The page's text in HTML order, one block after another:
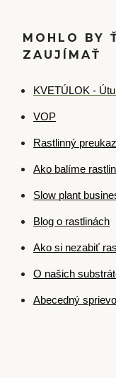
MOHLO BY
ZAUJÍMAŤ
KVETÚLOK -
VOP
Rastlinný preukaz
Ako balíme
Slow plant
Blog o rastlinách
Ako si nezabiť
O našich
Abecedný